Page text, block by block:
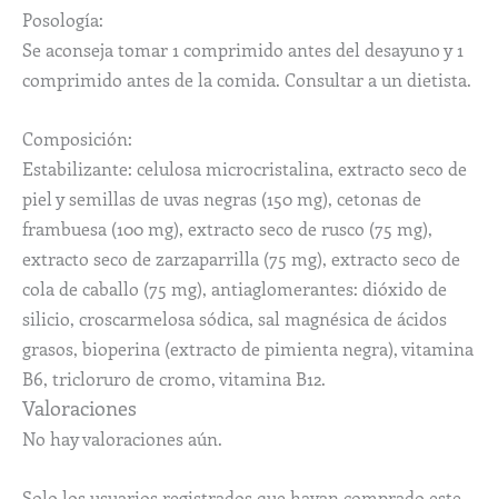
Posología:
Se aconseja tomar 1 comprimido antes del desayuno y 1
comprimido antes de la comida. Consultar a un dietista.
Composición:
Estabilizante: celulosa microcristalina, extracto seco de
piel y semillas de uvas negras (150 mg), cetonas de
frambuesa (100 mg), extracto seco de rusco (75 mg),
extracto seco de zarzaparrilla (75 mg), extracto seco de
cola de caballo (75 mg), antiaglomerantes: dióxido de
silicio, croscarmelosa sódica, sal magnésica de ácidos
grasos, bioperina (extracto de pimienta negra), vitamina
B6, tricloruro de cromo, vitamina B12.
Valoraciones
No hay valoraciones aún.